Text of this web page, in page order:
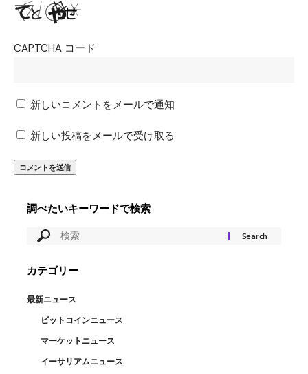
CAPTCHA コード
新しいコメントをメールで通知
新しい投稿をメールで受け取る
調べたいキーワードで検索
カテゴリー
最新ニュース
ビットコインニュース
マーケットニュース
イーサリアムニュース